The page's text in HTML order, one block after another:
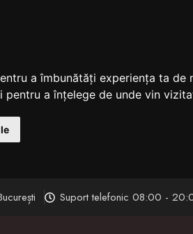
a îmbunătăți experiența ta
a înțelege de unde vin
Suport telefonic 08:00 -